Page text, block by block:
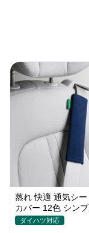
蒸れ 快適 通気シー
カバー 12色 シンブル 圧迫感
軽減 保護 肩当てパ
ダイハツ対応